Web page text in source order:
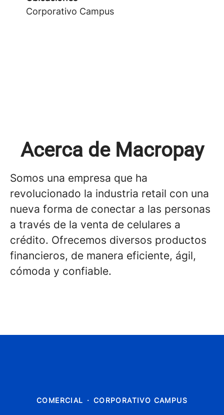
Corporativo Campus
Acerca de Macropay
Somos una empresa que ha
revolucionado la industria retail con una
nueva forma de conectar a las personas
a través de la venta de celulares a
crédito. Ofrecemos diversos productos
financieros, de manera eficiente, ágil,
cómoda y confiable.
COMERCIAL · CORPORATIVO CAMPUS